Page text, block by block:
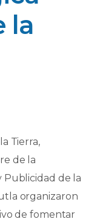
la
Tierra,
de la
Publicidad de la
organizaron
de fomentar